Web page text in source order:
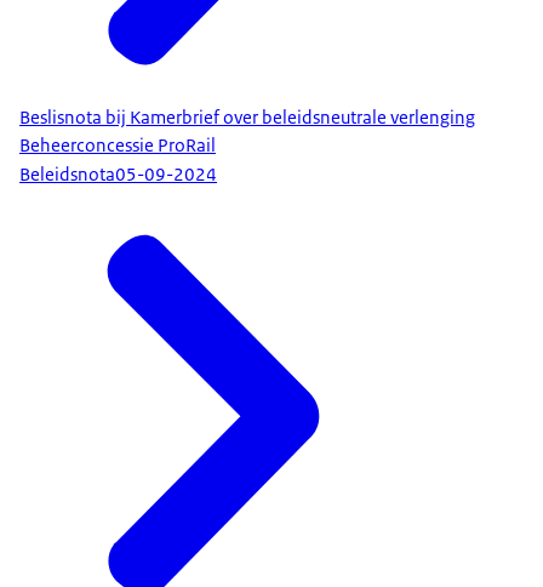
Beslisnota bij Kamerbrief over beleidsneutrale verlenging
Beheerconcessie ProRail
Beleidsnota05-09-2024